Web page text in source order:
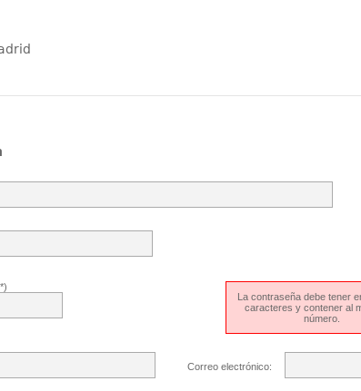
La contraseña debe tener
caracteres y contener al
número.
Correo electrónico: